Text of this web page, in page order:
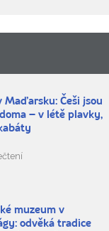
Maďarsku: Češi jsou
– v létě plavky,
muzeum v
odvěká tradice